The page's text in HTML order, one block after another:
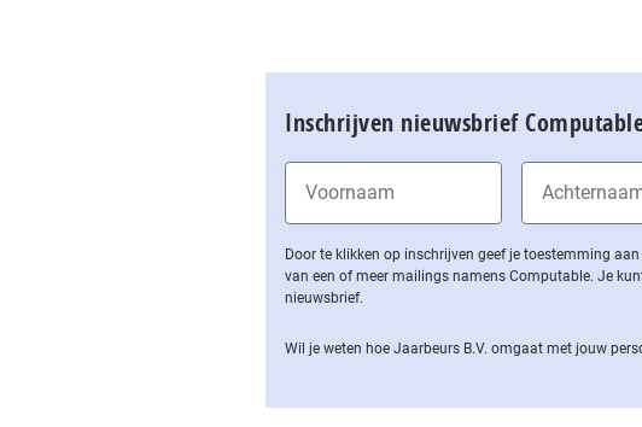
Inschrijven nieuwsbrief
Door te klikken op inschrijven geef je toestemming
van een of meer mailings namens Computable. Je
nieuwsbrief.
Wil je weten hoe Jaarbeurs B.V. omgaat met jouw